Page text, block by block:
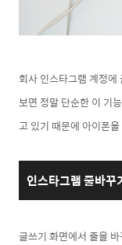
회사 인스타그램 계정
보면 정말 단순한 이 기
고 있기 때문에 아이폰
인스타그램줄바꾸
글쓰기 화면에서 줄을